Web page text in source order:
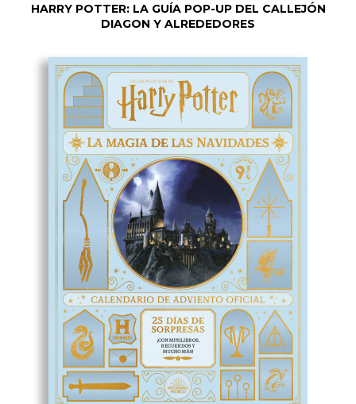
HARRY POTTER: LA GUÍA POP-UP DEL CALLEJÓN
DIAGON Y ALREDEDORES